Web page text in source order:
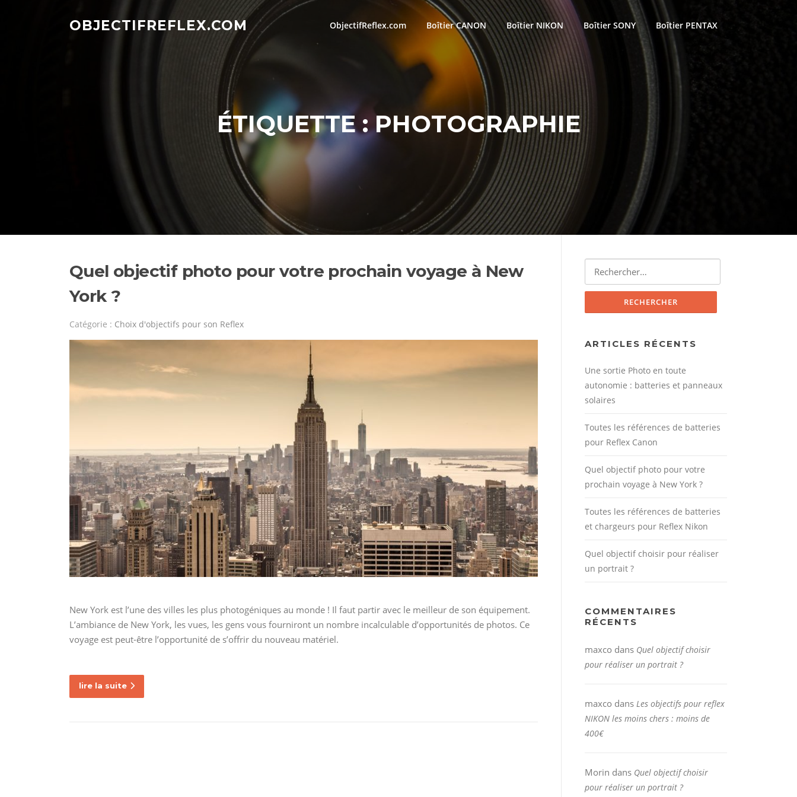
OBJECTIFREFLEX.COM ObjectifReflex.com Boîtier CANON Boîtier NIKON Boîtier SONY Boîtier PENTAX
ÉTIQUETTE :PHOTOGRAPHIE
Quel objectif photo pour votre prochain voyage à New
York ?
Catégorie : Choix d'objectifs pour son Reflex
New York est l’une des villes les plus photogéniques au monde ! Il faut partir avec le meilleur de son équipement.
L’ambiance de New York, les vues, les gens vous fourniront un nombre incalculable d’opportunités de photos. Ce
voyage est peut-être l’opportunité de s’offrir du nouveau matériel.
lire la suite
Rechercher :
ARTICLES RÉCENTS
Une sortie Photo en toute
autonomie : batteries et panneaux
solaires
Toutes les références de batteries
pour Reflex Canon
Quel objectif photo pour votre
prochain voyage à New York ?
Toutes les références de batteries
et chargeurs pour Reflex Nikon
Quel objectif choisir pour réaliser
un portrait ?
COMMENTAIRES
RÉCENTS
maxco dans Quel objectif choisir
pour réaliser un portrait ?
maxco dans Les objectifs pour reflex
NIKON les moins chers : moins de
400€
Morin dans Quel objectif choisir
pour réaliser un portrait ?